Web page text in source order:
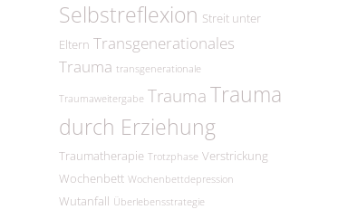
Selbstreflexion Streit unter
Eltern Transgenerationales
Trauma transgenerationale
Traumaweitergabe TraumaTrauma
durch Erziehung
Traumatherapie Trotzphase Verstrickung
Wochenbett Wochenbettdepression
Wutanfall Überlebensstrategie